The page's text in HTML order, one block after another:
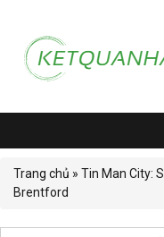
Trang chủ » Tin Man City:
Brentford